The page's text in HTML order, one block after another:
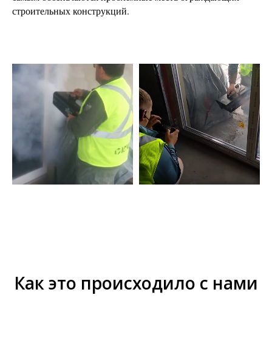
строительных конструкций.
Как это происходило с нами